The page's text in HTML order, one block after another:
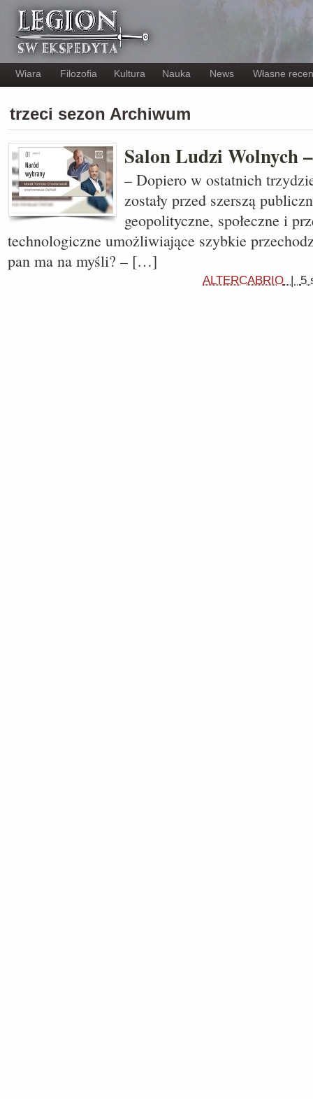
Wiara Filozofia Kultura Nauka News Własne
trzeci sezon Archiwum
Salon Ludzi Wolnych
– Dopiero w ostatnich
zostały przed szerszą
geopolityczne, społeczne i
technologiczne umożliwiające szybkie
pan ma na myśli? – […]
ALTERCABRIO | 5